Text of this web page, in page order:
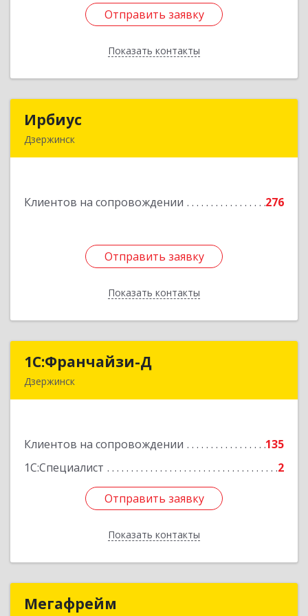
Отправить заявку
Показать контакты
Отправить заявку
Назад
Ирбиус
Дзержинск
Клиентов на сопровождении 276
Отправить заявку
Показать контакты
Подробнее
Отправить заявку
Назад
1С:Франчайзи-Д
Дзержинск
Клиентов на сопровождении
135
1С:Специалист
2
Отправить заявку
Показать контакты
Подробнее
Отправить заявку
Назад
Мегафрейм